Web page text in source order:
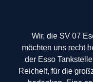
Wir, die SV 07
möchten uns recht
der Esso
Reichelt, für die